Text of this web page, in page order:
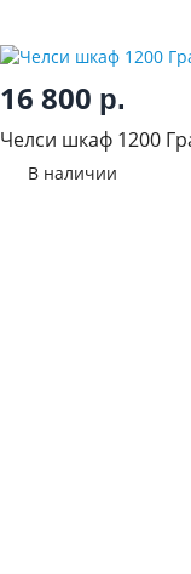
16 800 р.
Челси шкаф 1200
В наличии